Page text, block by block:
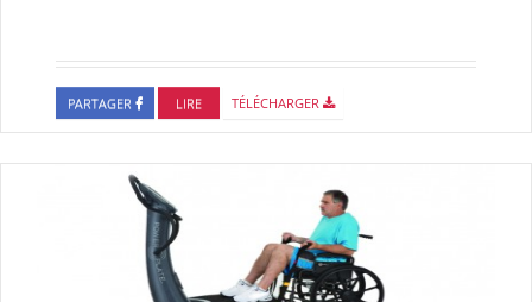
PARTAGER LIRE TÉLÉCHARGER